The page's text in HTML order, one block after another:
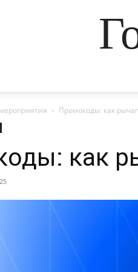
Промокоды: как
как